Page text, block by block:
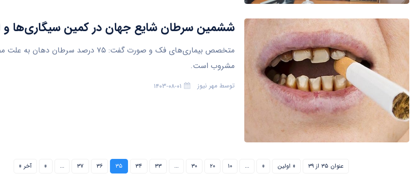
ششمین سرطان شایع جهان در کمین سیگاری‌ها و
متخصص بیماری‌های فک و صورت گفت: ۷۵ درصد سرطان
مشروب است.
توسط مهر نیوز ۱۴۰۳-۰۸-۰۱
عنوان ۳۵ از ۳۹ « اولین «
... ۱۰ ۲۰ ۳۰ ... ۳۳ ۳۴ ۳۵ ۳۶ ۳۷ ...
» آخر »